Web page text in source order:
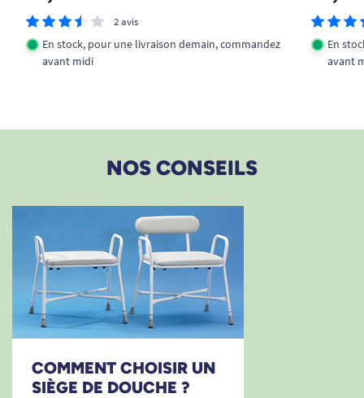
2 avis
En stock, pour une livraison demain, commandez
avant midi
En
avant
NOS CONSEILS
COMMENT CHOISIR UN
SIÈGE DE DOUCHE ?